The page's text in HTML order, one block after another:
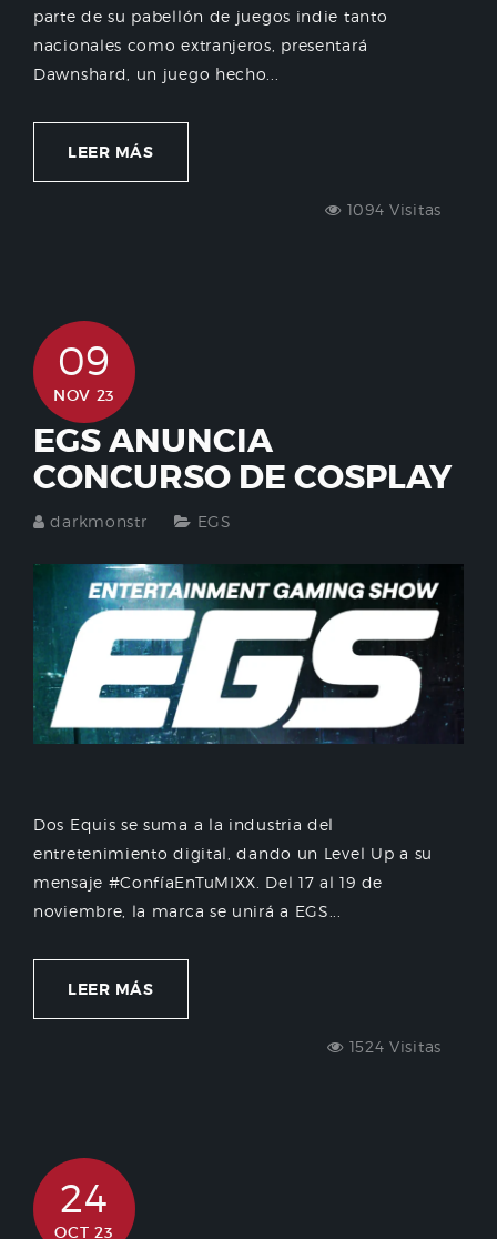
parte de su pabellón de juegos indie tanto
nacionales como extranjeros, presentará
Dawnshard, un juego hecho...
LEER MÁS
1094 Visitas
09
NOV 23
EGS ANUNCIA
CONCURSO DE COSPLAY
darkmonstr EGS
Dos Equis se suma a la industria del
entretenimiento digital, dando un Level Up a su
mensaje #ConfíaEnTuMIXX. Del 17 al 19 de
noviembre, la marca se unirá a EGS...
LEER MÁS
1524 Visitas
24
OCT 23